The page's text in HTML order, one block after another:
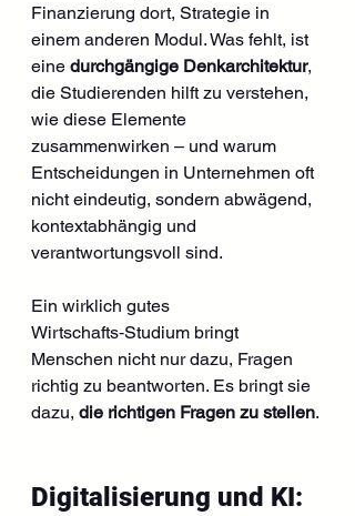
Finanzierung dort, Strategie in
einem anderen Modul. Was fehlt, ist
eine durchgängige Denkarchitektur,
die Studierenden hilft zu verstehen,
wie diese Elemente
zusammenwirken – und warum
Entscheidungen in Unternehmen oft
nicht eindeutig, sondern abwägend,
kontextabhängig und
verantwortungsvoll sind.
Ein wirklich gutes
Wirtschafts‑Studium bringt
Menschen nicht nur dazu, Fragen
richtig zu beantworten. Es bringt sie
dazu, die richtigen Fragen zu stellen.
Digitalisierung und KI: